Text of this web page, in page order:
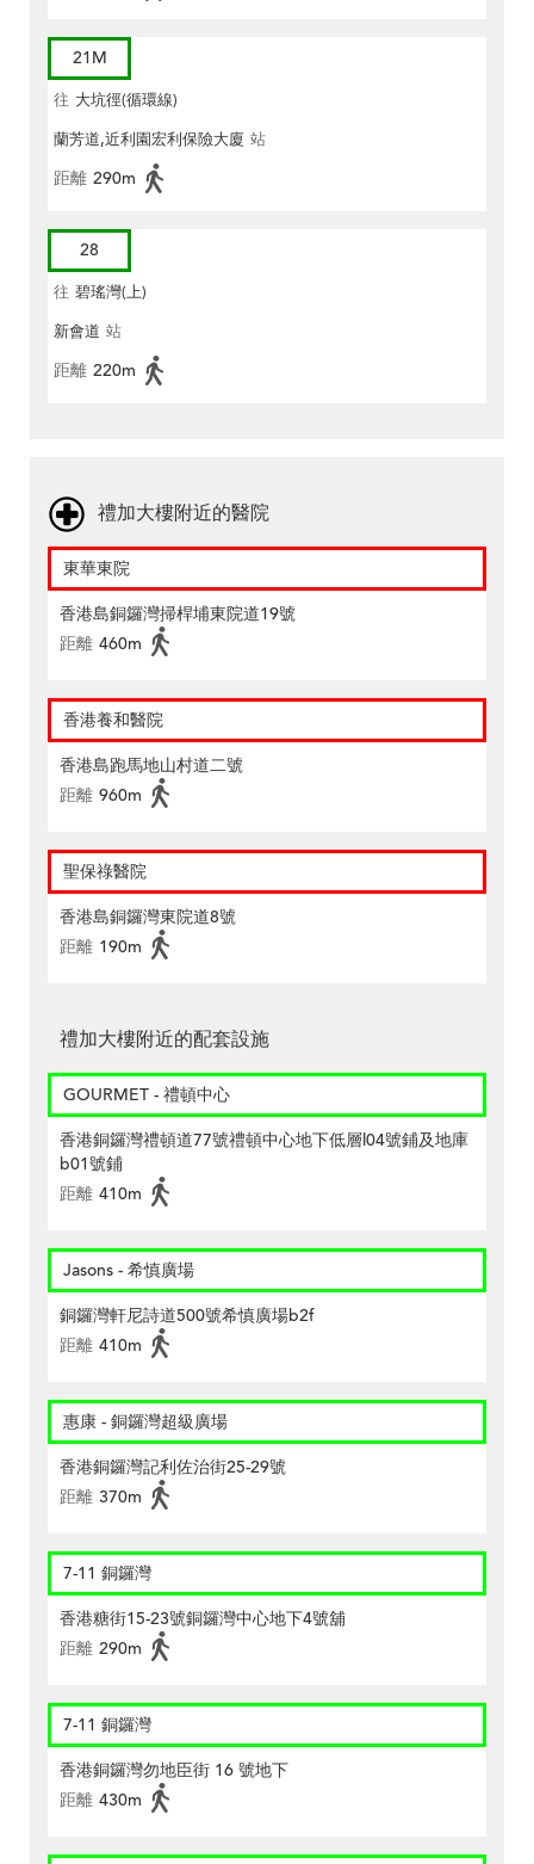
21M
往 大坑徑(循環線)
蘭芳道,近利園宏利保險大廈 站
距離 290m
28
往 碧瑤灣(上)
新會道 站
距離 220m
禮加大樓附近的醫院
東華東院
香港島銅鑼灣掃桿埔東院道19號
距離 460m
香港養和醫院
香港島跑馬地山村道二號
距離 960m
聖保祿醫院
香港島銅鑼灣東院道8號
距離 190m
禮加大樓附近的配套設施
GOURMET - 禮頓中心
香港銅鑼灣禮頓道77號禮頓中心地下低層l04號鋪及地庫
b01號鋪
距離 410m
Jasons - 希慎廣場
銅鑼灣軒尼詩道500號希慎廣場b2f
距離 410m
惠康 - 銅鑼灣超級廣場
香港銅鑼灣記利佐治街25-29號
距離 370m
7-11 銅鑼灣
香港糖街15-23號銅鑼灣中心地下4號舖
距離 290m
7-11 銅鑼灣
香港銅鑼灣勿地臣街 16 號地下
距離 430m